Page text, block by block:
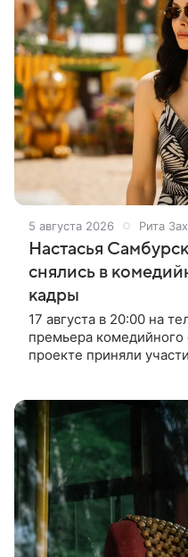
5 августа 2026 Рита
Настасья
снялись в
кадры
17 августа в 20:00 на
премьера
проекте приняли